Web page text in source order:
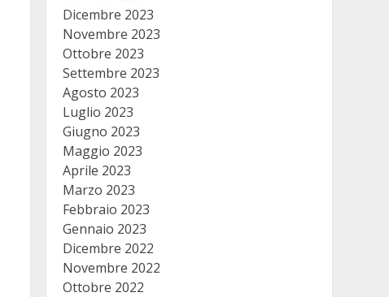
Dicembre 2023
Novembre 2023
Ottobre 2023
Settembre 2023
Agosto 2023
Luglio 2023
Giugno 2023
Maggio 2023
Aprile 2023
Marzo 2023
Febbraio 2023
Gennaio 2023
Dicembre 2022
Novembre 2022
Ottobre 2022